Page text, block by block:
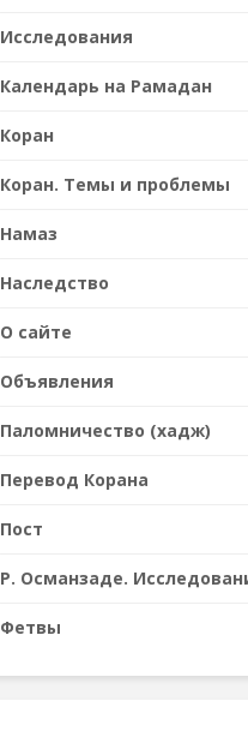
Исследования
Календарь на Рамадан
Коран
Коран. Темы и проблемы
Намаз
Наследствo
О сайте
Объявления
Паломничество (хадж)
Перевод Корана
Пост
Р. Османзаде.
Фетвы